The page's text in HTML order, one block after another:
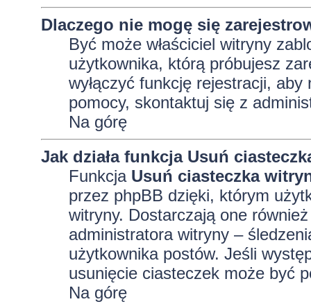
Dlaczego nie mogę się
Być może właściciel witryny
użytkownika, którą próbujesz
wyłączyć funkcję rejestracji,
pomocy, skontaktuj się z
Na górę
Jak działa funkcja Usuń
Funkcja Usuń ciasteczka
przez phpBB dzięki, którym
witryny. Dostarczają one
administratora witryny –
użytkownika postów. Jeśli
usunięcie ciasteczek może być
Na górę